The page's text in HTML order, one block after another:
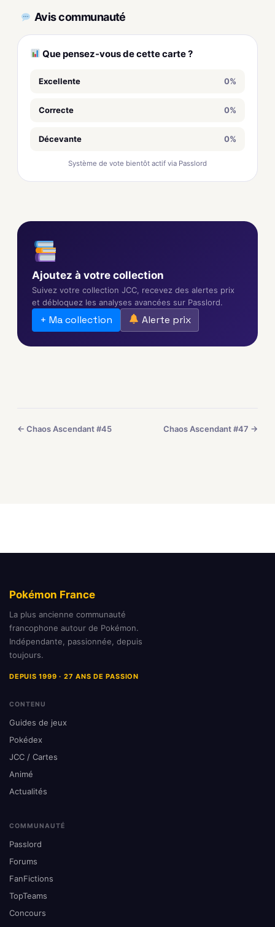
Avis communauté
Que pensez-vous de cette carte ?
Excellente 0%
Correcte 0%
Décevante 0%
Système de vote bientôt actif via Passlord
Ajoutez à votre collection
Suivez votre collection JCC, recevez des alertes prix
et débloquez les analyses avancées sur Passlord.
+ Ma collection Alerte prix
← Chaos Ascendant #45 Chaos Ascendant #47 →
Pokémon France
La plus ancienne communauté
francophone autour de Pokémon.
Indépendante, passionnée, depuis
toujours.
DEPUIS 1999 · 27 ANS DE PASSION
CONTENU
Guides de jeux
Pokédex
JCC / Cartes
Animé
Actualités
COMMUNAUTÉ
Passlord
Forums
FanFictions
TopTeams
Concours